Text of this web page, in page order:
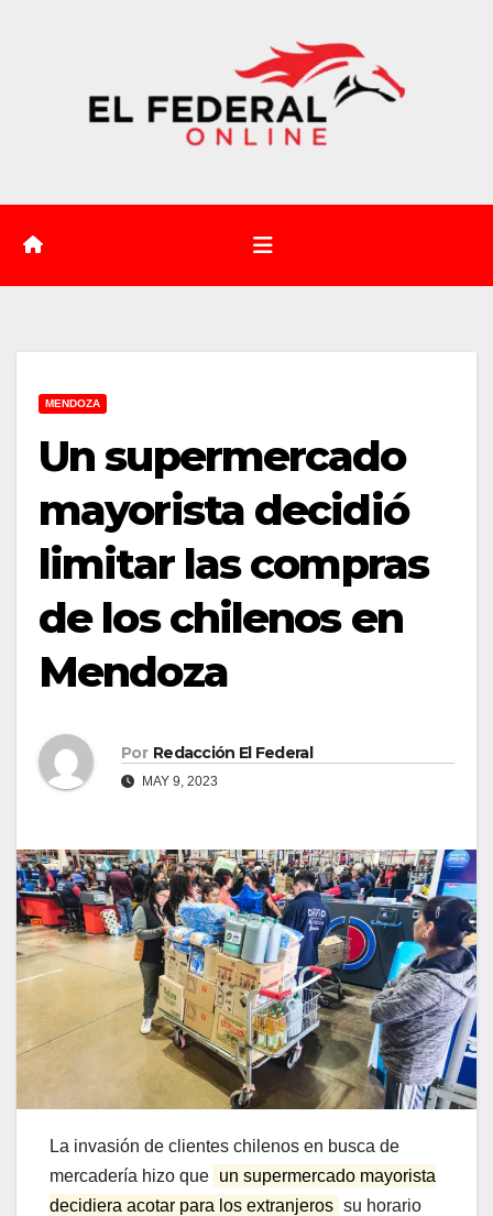
MENDOZA
Un supermercado
mayorista decidió
limitar las compras
de los chilenos en
Mendoza
Por Redacción El Federal
MAY 9, 2023
La invasión de clientes chilenos en busca de
mercadería hizo que un supermercado mayorista
decidiera acotar para los extranjeros su horario